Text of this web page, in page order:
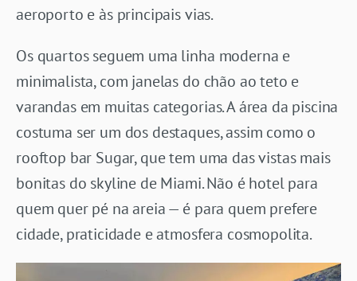
aeroporto e às principais vias.
Os quartos seguem uma linha moderna e
minimalista, com janelas do chão ao teto e
varandas em muitas categorias. A área da piscina
costuma ser um dos destaques, assim como o
rooftop bar Sugar, que tem uma das vistas mais
bonitas do skyline de Miami. Não é hotel para
quem quer pé na areia — é para quem prefere
cidade, praticidade e atmosfera cosmopolita.